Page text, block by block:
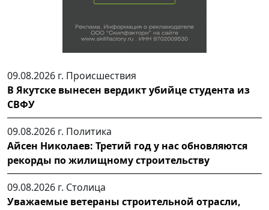
09.08.2026 г. Происшествия
В Якутске вынесен вердикт убийце студента из
СВФУ
09.08.2026 г. Политика
Айсен Николаев: Третий год у нас обновляются
рекорды по жилищному строительству
09.08.2026 г. Столица
Уважаемые ветераны строительной отрасли,